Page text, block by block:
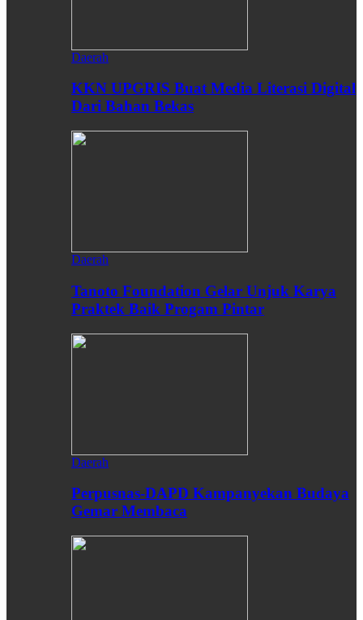
Daerah
KKN UPGRIS Buat Media Literasi Digital
Dari Bahan Bekas
Daerah
Tanoto Foundation Gelar Unjuk Karya
Praktek Baik Progam Pintar
Daerah
Perpusnas-DAPD Kampanyekan Budaya
Gemar Membaca